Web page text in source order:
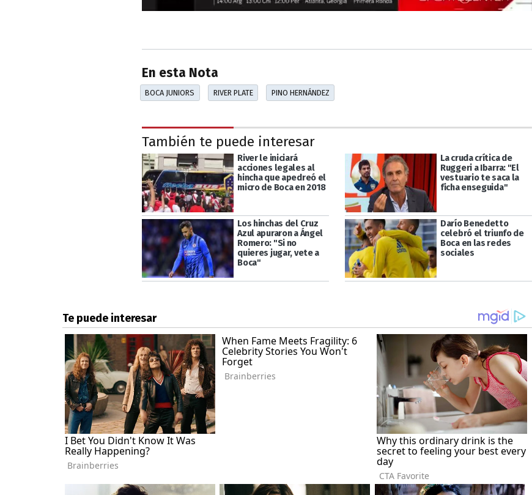
En esta Nota
BOCA JUNIORS RIVER PLATE PINO HERNÁNDEZ
También te puede interesar
River le iniciará
acciones legales al
hincha que apedreó el
micro de Boca en 2018
La cruda crítica de
Ruggeri a Ibarra: "El
vestuario te saca la
ficha enseguida"
Los hinchas del Cruz
Azul apuraron a Ángel
Romero: "Si no
quieres jugar, vete a
Boca"
Darío Benedetto
celebró el triunfo de
Boca en las redes
sociales